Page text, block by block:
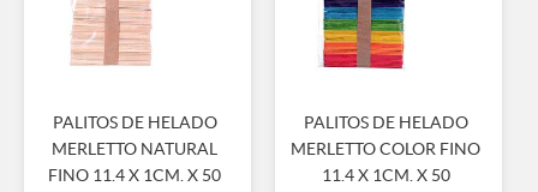
PALITOS DE HELADO
MERLETTO NATURAL
FINO 11.4 X 1CM. X 50
PALITOS DE HELADO
MERLETTO COLOR FINO
11.4 X 1CM. X 50